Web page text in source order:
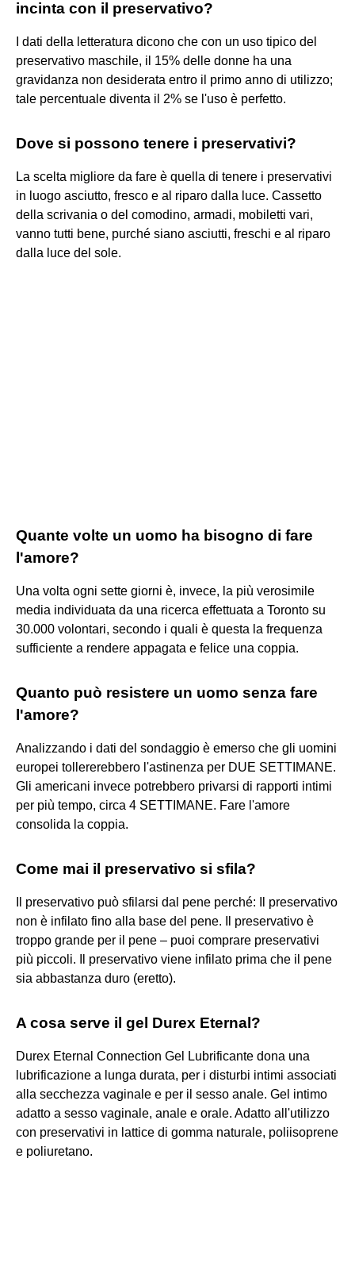
incinta con il preservativo?
I dati della letteratura dicono che con un uso tipico del
preservativo maschile, il 15% delle donne ha una
gravidanza non desiderata entro il primo anno di utilizzo;
tale percentuale diventa il 2% se l'uso è perfetto.
Dove si possono tenere i preservativi?
La scelta migliore da fare è quella di tenere i preservativi
in luogo asciutto, fresco e al riparo dalla luce. Cassetto
della scrivania o del comodino, armadi, mobiletti vari,
vanno tutti bene, purché siano asciutti, freschi e al riparo
dalla luce del sole.
Quante volte un uomo ha bisogno di fare
l'amore?
Una volta ogni sette giorni è, invece, la più verosimile
media individuata da una ricerca effettuata a Toronto su
30.000 volontari, secondo i quali è questa la frequenza
sufficiente a rendere appagata e felice una coppia.
Quanto può resistere un uomo senza fare
l'amore?
Analizzando i dati del sondaggio è emerso che gli uomini
europei tollererebbero l'astinenza per DUE SETTIMANE.
Gli americani invece potrebbero privarsi di rapporti intimi
per più tempo, circa 4 SETTIMANE. Fare l'amore
consolida la coppia.
Come mai il preservativo si sfila?
Il preservativo può sfilarsi dal pene perché: Il preservativo
non è infilato fino alla base del pene. Il preservativo è
troppo grande per il pene – puoi comprare preservativi
più piccoli. Il preservativo viene infilato prima che il pene
sia abbastanza duro (eretto).
A cosa serve il gel Durex Eternal?
Durex Eternal Connection Gel Lubrificante dona una
lubrificazione a lunga durata, per i disturbi intimi associati
alla secchezza vaginale e per il sesso anale. Gel intimo
adatto a sesso vaginale, anale e orale. Adatto all'utilizzo
con preservativi in lattice di gomma naturale, poliisoprene
e poliuretano.